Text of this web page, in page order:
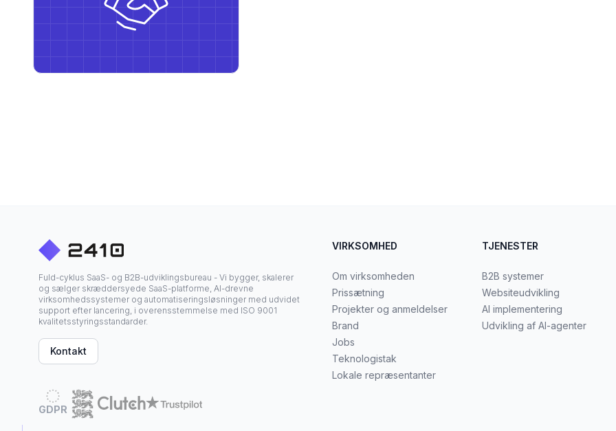
Fuld-cyklus SaaS- og B2B-udviklingsbureau - Vi bygger, skalerer
og sælger skræddersyede SaaS-platforme, AI-drevne
virksomhedssystemer og automatiseringsløsninger med udvidet
support efter lancering, i overensstemmelse med ISO 9001
kvalitetsstyringsstandarder.
Kontakt
GDPR
VIRKSOMHED
Om virksomheden
Prissætning
Projekter og anmeldelser
Brand
Jobs
Teknologistak
Lokale repræsentanter
TJENESTER
B2B systemer
Websiteudvikling
AI implementering
Udvikling af AI-agenter